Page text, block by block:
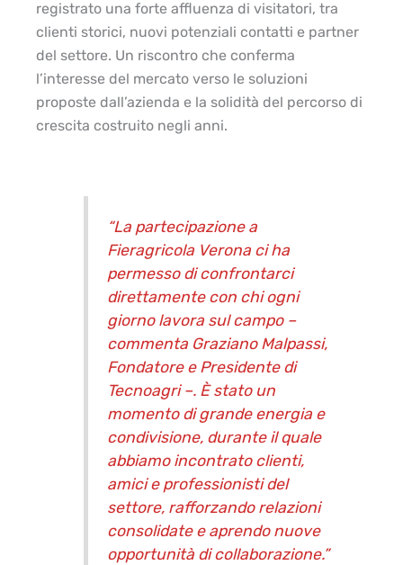
registrato una forte affluenza di visitatori, tra
clienti storici, nuovi potenziali contatti e partner
del settore. Un riscontro che conferma
l’interesse del mercato verso le soluzioni
proposte dall’azienda e la solidità del percorso di
crescita costruito negli anni.
“La partecipazione a
Fieragricola Verona ci ha
permesso di confrontarci
direttamente con chi ogni
giorno lavora sul campo –
commenta Graziano Malpassi,
Fondatore e Presidente di
Tecnoagri –. È stato un
momento di grande energia e
condivisione, durante il quale
abbiamo incontrato clienti,
amici e professionisti del
settore, rafforzando relazioni
consolidate e aprendo nuove
opportunità di collaborazione.”